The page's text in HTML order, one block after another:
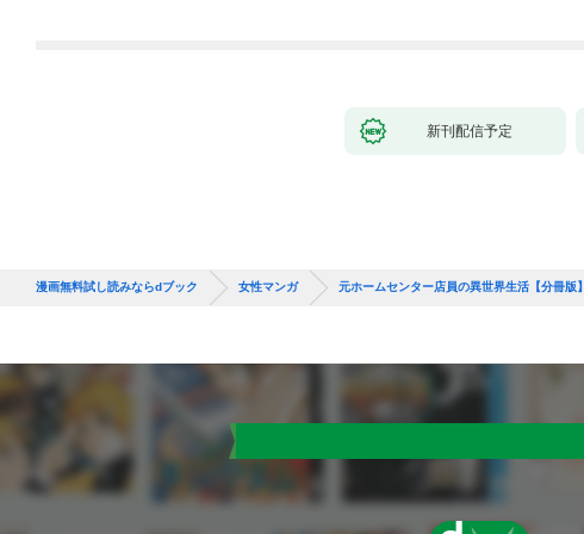
新刊配信予定
漫画無料試し読みならdブック 女性マンガ 元ホームセンター店員の異世界生活【分冊版】